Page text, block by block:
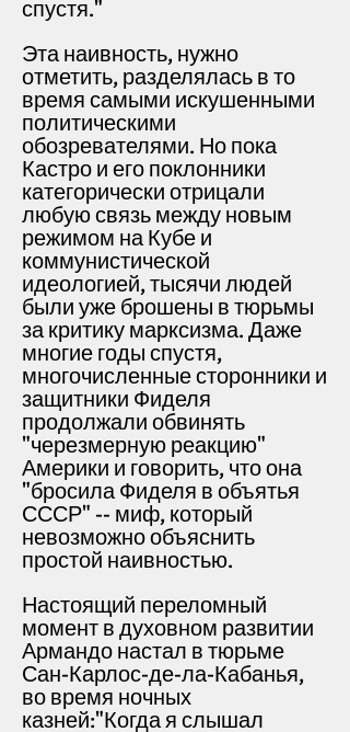
спустя."
Эта наивность, нужно
отметить, разделялась в то
время самыми искушенными
политическими
обозревателями. Но пока
Кастро и его поклонники
категорически отрицали
любую связь между новым
режимом на Кубе и
коммунистической
идеологией, тысячи людей
были уже брошены в тюрьмы
за критику марксизма. Даже
многие годы спустя,
многочисленные сторонники и
защитники Фиделя
продолжали обвинять
"черезмерную реакцию"
Америки и говорить, что она
"бросила Фиделя в объятья
СССР" -- миф, который
невозможно объяснить
простой наивностью.
Настоящий переломный
момент в духовном развитии
Армандо настал в тюрьме
Сан-Карлос-де-ла-Кабанья,
во время ночных
казней:"Когда я слышал